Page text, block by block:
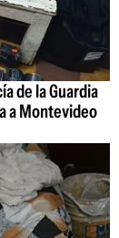
de la Guardia
a Montevideo